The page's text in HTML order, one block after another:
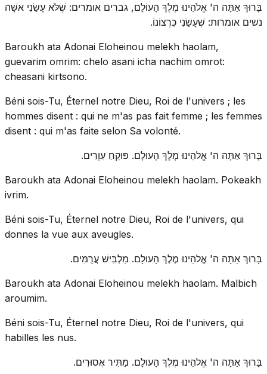
בָּרוּךְ אַתָּה ה' אֱלֹהֵינוּ מֶלֶךְ הָעוֹלָם, גברים אומרים: שֶׁלֹּא עָשַׂנִי אשָּׁה
נשים אומרות: שֶׁעָשַׂנִי כִּרְצוֹנוֹ.
Baroukh ata Adonai Eloheinou melekh haolam,
guevarim omrim: chelo asani icha nachim omrot:
cheasani kirtsono.
Béni sois-Tu, Éternel notre Dieu, Roi de l'univers ; les
hommes disent : qui ne m'as pas fait femme ; les femmes
disent : qui m'as faite selon Sa volonté.
בָּרוּךְ אַתָּה ה' אֱלהֵינוּ מֶלֶךְ הָעולָם. פּוקֵחַ עִוְרִים.
Baroukh ata Adonai Eloheinou melekh haolam. Pokeakh
ivrim.
Béni sois-Tu, Éternel notre Dieu, Roi de l'univers, qui
donnes la vue aux aveugles.
בָּרוּךְ אַתָּה ה' אֱלהֵינוּ מֶלֶךְ הָעולָם. מַלְבִּישׁ עֲרֻמִּים.
Baroukh ata Adonai Eloheinou melekh haolam. Malbich
aroumim.
Béni sois-Tu, Éternel notre Dieu, Roi de l'univers, qui
habilles les nus.
בָּרוּךְ אַתָּה ה' אֱלהֵינוּ מֶלֶךְ הָעולָם. מַתִּיר אֲסוּרִים.